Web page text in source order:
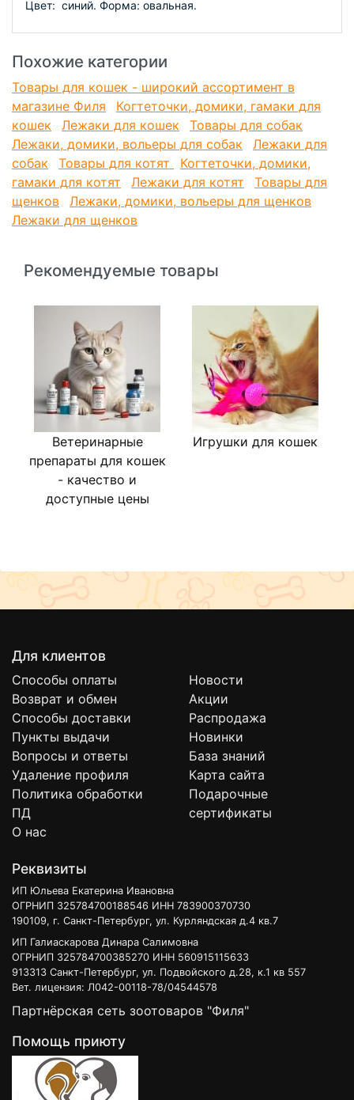
Цвет:  синий. Форма: овальная.
Похожие категории
Товары для кошек - широкий ассортимент в
магазине Филя
Когтеточки, домики, гамаки для
кошек
Лежаки для кошек
Товары для собак
Лежаки, домики, вольеры для собак
Лежаки для
собак
Товары для котят
Когтеточки, домики,
гамаки для котят
Лежаки для котят
Товары для
щенков
Лежаки, домики, вольеры для щенков
Лежаки для щенков
Рекомендуемые товары
Ветеринарные
препараты для кошек
- качество и
доступные цены
Игрушки для кошек
Для клиентов
Способы оплаты
Возврат и обмен
Способы доставки
Пункты выдачи
Вопросы и ответы
Удаление профиля
Политика обработки
ПД
О нас
Новости
Акции
Распродажа
Новинки
База знаний
Карта сайта
Подарочные
сертификаты
Реквизиты
ИП Юльева Екатерина Ивановна
ОГРНИП 325784700188546 ИНН 783900370730
190109, г. Санкт-Петербург, ул. Курляндская д.4 кв.7
ИП Галиаскарова Динара Салимовна
ОГРНИП 325784700385270 ИНН 560915115633
913313 Санкт-Петербург, ул. Подвойского д.28, к.1 кв 557
Вет. лицензия: Л042-00118-78/04544578
Партнёрская сеть зоотоваров "Филя"
Помощь приюту